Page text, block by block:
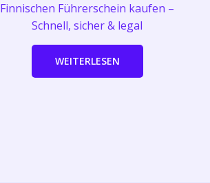
Finnischen Führerschein kaufen –
Schnell, sicher & legal
WEITERLESEN